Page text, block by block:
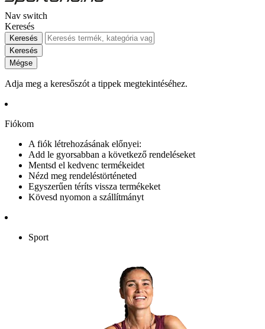
Nav switch
Keresés
Keresés
Keresés
Mégse
Adja meg a keresőszót a tippek megtekintéséhez.
Fiókom
A fiók létrehozásának előnyei:
Add le gyorsabban a következő rendeléseket
Mentsd el kedvenc termékeidet
Nézd meg rendeléstörténeted
Egyszerűen téríts vissza termékeket
Kövesd nyomon a szállítmányt
Sport